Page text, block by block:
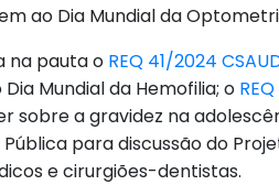
ao Dia Mundial da
na pauta o REQ 41/2024
Mundial da Hemofilia; o
sobre a gravidez na
para discussão do
e cirurgiões-dentistas.